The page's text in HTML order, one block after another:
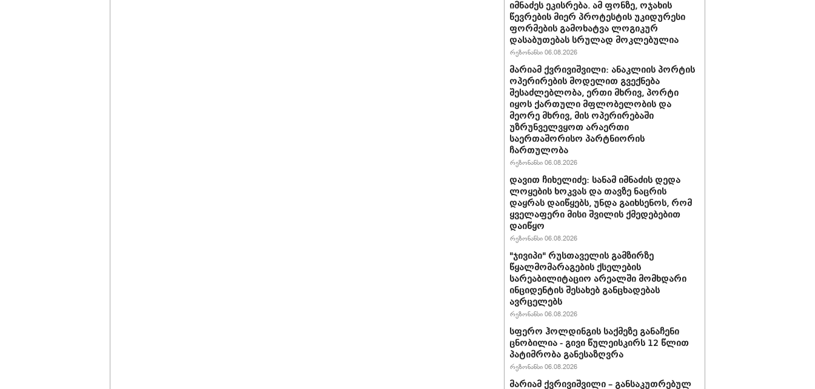
იმნაძეს ეკისრება. ამ ფონზე, ოჯახის
წევრების მიერ პროტესტის უკიდურესი
ფორმების გამოხატვა ლოგიკურ
დასაბუთებას სრულად მოკლებულია
რეზონანსი 06.08.2026
მარიამ ქვრივიშვილი: ანაკლიის პორტის
ოპერირების მოდელით გვექნება
შესაძლებლობა, ერთი მხრივ, პორტი
იყოს ქართული მფლობელობის და
მეორე მხრივ, მის ოპერირებაში
უზრუნველვყოთ არაერთი
საერთაშორისო პარტნიორის
ჩართულობა
რეზონანსი 06.08.2026
დავით ჩიხელიძე: სანამ იმნაძის დედა
ლოყების ხოკვას და თავზე ნაცრის
დაყრას დაიწყებს, უნდა გაიხსენოს, რომ
ყველაფერი მისი შვილის ქმედებებით
დაიწყო
რეზონანსი 06.08.2026
"ჯივიპი" რუსთაველის გამზირზე
წყალმომარაგების ქსელების
სარეაბილიტაციო არეალში მომხდარი
ინციდენტის შესახებ განცხადებას
ავრცელებს
რეზონანსი 06.08.2026
სფერო ჰოლდინგის საქმეზე განაჩენი
ცნობილია - გივი წულეისკირს 12 წლით
პატიმრობა განესაზღვრა
რეზონანსი 06.08.2026
მარიამ ქვრივიშვილი – განსაკუთრებულ